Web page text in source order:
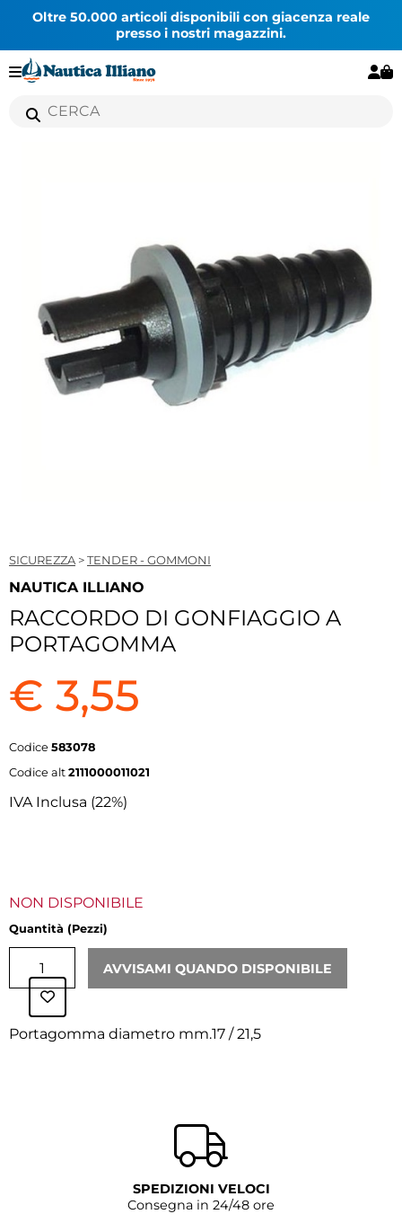
Oltre 50.000 articoli disponibili con giacenza reale
presso i nostri magazzini.
‹
SICUREZZA >TENDER - GOMMONI
NAUTICA ILLIANO
RACCORDO DI GONFIAGGIO A
PORTAGOMMA
€ 3,55
Codice 583078
Codice alt 2111000011021
IVA Inclusa (22%)
NON DISPONIBILE
Quantità (Pezzi)
AVVISAMI QUANDO DISPONIBILE
Portagomma diametro mm.17 / 21,5
SPEDIZIONI VELOCI
Consegna in 24/48 ore